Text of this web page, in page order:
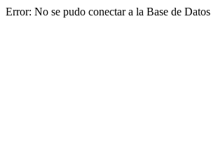
Error: No se pudo conectar a la Base de Datos